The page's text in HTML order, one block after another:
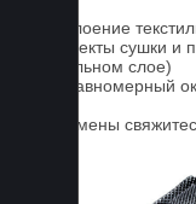
1. Отслоение
2. Дефекты сушки и
текстильном слое)
3. Неравномерный
Для замены